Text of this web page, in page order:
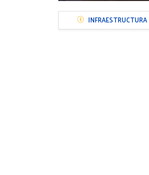
Menú
Sección INFRAESTRUCTURA